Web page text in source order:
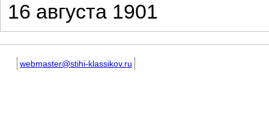
16 августа 1901
webmaster@stihi-klassikov.ru